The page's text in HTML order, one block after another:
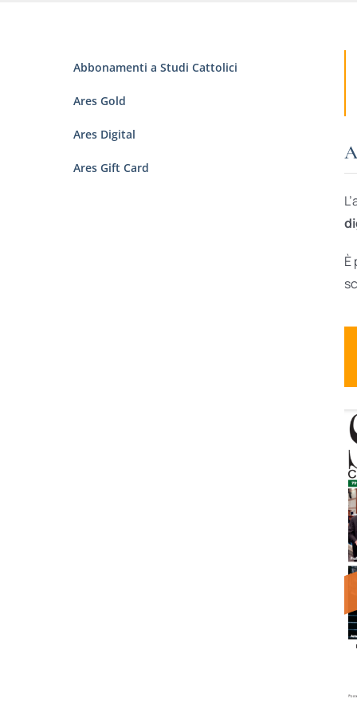
È
Abbonamenti a Studi Cattolici
Ares Gold
Ares Digital
Ares Gift Card